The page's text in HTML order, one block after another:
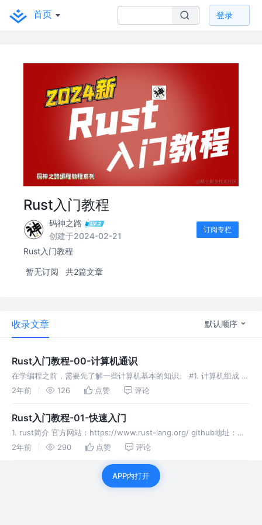
首页 登录
Rust入门教程
码神之路
创建于2024-02-21
订阅专栏
Rust入门教程
暂无订阅 共2篇文章
收录文章 默认顺序
Rust入门教程-00-计算机通识
在学编程之前，需要先了解一些计算机基本的知识。 #1. 计算机组成 上
图展示了计算机的重要组成，我们需要有以下认知： CPU是计算机的计
2年前 126 点赞 评论
Rust入门教程-01-快速入门
1. rust简介 官方网站：https://www.rust-lang.org/ github地址：
https://github.com/rust-lang/rust rust开创了一个语言的新的时
2年前 290 点赞 评论
APP内打开